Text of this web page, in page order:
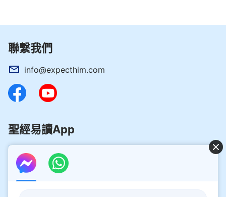
能神話語的引導下，聽出了全能神的話就是神的聲
音，就是聖靈向眾教會的說話，全能神確實是主回來
了，他們歡欣喜悅地打開心門，迎接主的重歸。伴隨
著一曲《神的呼喚》，基督徒的祈盼終於實現了！
聯繫我們
info@expecthim.com
聖經易讀App